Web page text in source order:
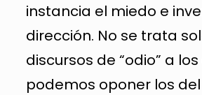
instancia el miedo e
dirección. No se trata
discursos de “odio” a
podemos oponer los del